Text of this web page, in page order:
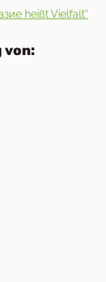
heißt Vielfalt“
von: